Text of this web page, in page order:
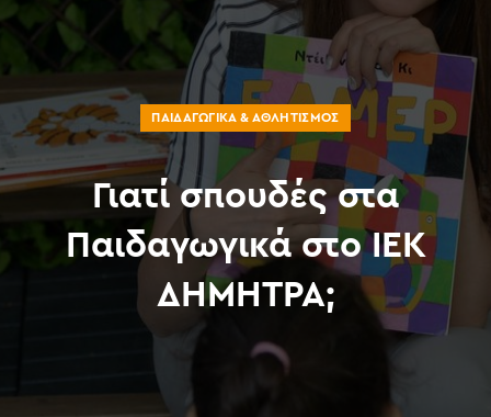
ΠΑΙΔΑΓΩΓΙΚΆ & ΑΘΛΗΤΙΣΜΌΣ
Γιατί σπουδές στα
Παιδαγωγικά στο ΙΕΚ
ΔΗΜΗΤΡΑ;